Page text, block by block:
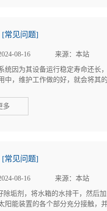
[常见问题]
08-16 来源：本站
统因为其设备运行稳定寿命还长
中，维护工作做的好，就会将其
多
[常见问题]
08-16 来源：本站
除垢剂，将水箱的水排干，然
阳能装置的各个部分充分接触，